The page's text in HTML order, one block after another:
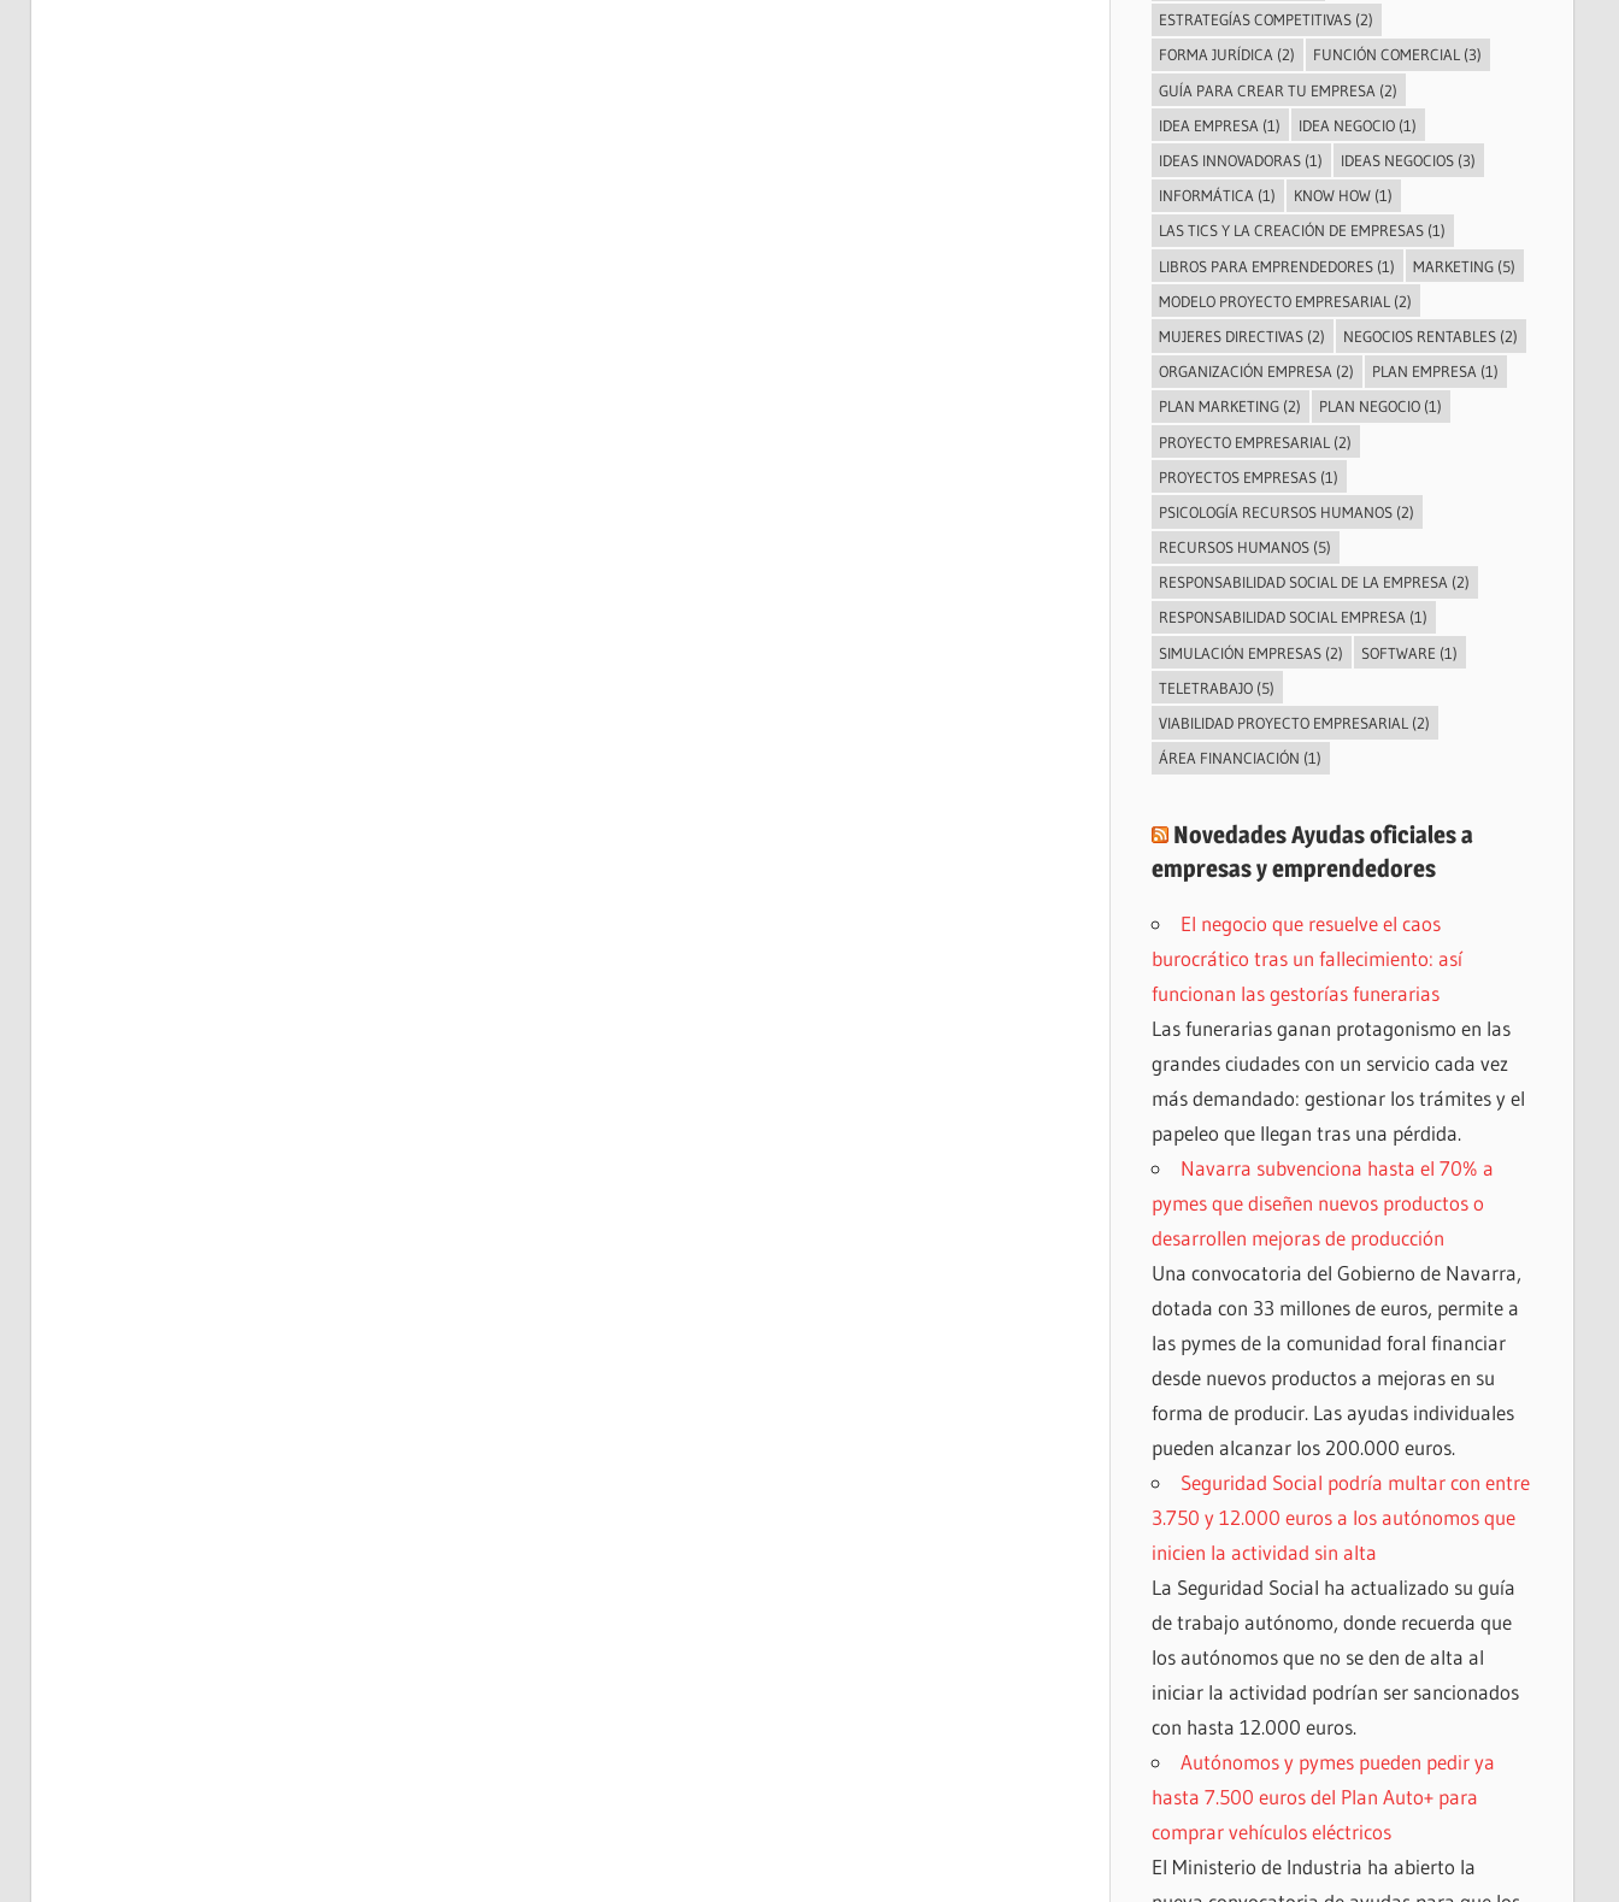
ESTRATEGÍAS COMPETITIVAS (2)
FORMA JURÍDICA (2) FUNCIÓN COMERCIAL (3)
GUÍA PARA CREAR TU EMPRESA (2)
IDEA EMPRESA (1) IDEA NEGOCIO (1)
IDEAS INNOVADORAS (1) IDEAS NEGOCIOS (3)
INFORMÁTICA (1) KNOW HOW (1)
LAS TICS Y LA CREACIÓN DE EMPRESAS (1)
LIBROS PARA EMPRENDEDORES (1) MARKETING (5)
MODELO PROYECTO EMPRESARIAL (2)
MUJERES DIRECTIVAS (2) NEGOCIOS RENTABLES (2)
ORGANIZACIÓN EMPRESA (2) PLAN EMPRESA (1)
PLAN MARKETING (2) PLAN NEGOCIO (1)
PROYECTO EMPRESARIAL (2)
PROYECTOS EMPRESAS (1)
PSICOLOGÍA RECURSOS HUMANOS (2)
RECURSOS HUMANOS (5)
RESPONSABILIDAD SOCIAL DE LA EMPRESA (2)
RESPONSABILIDAD SOCIAL EMPRESA (1)
SIMULACIÓN EMPRESAS (2) SOFTWARE (1)
TELETRABAJO (5)
VIABILIDAD PROYECTO EMPRESARIAL (2)
ÁREA FINANCIACIÓN (1)
Novedades Ayudas oficiales a
empresas y emprendedores
El negocio que resuelve el caos
burocrático tras un fallecimiento: así
funcionan las gestorías funerarias
Las funerarias ganan protagonismo en las
grandes ciudades con un servicio cada vez
más demandado: gestionar los trámites y el
papeleo que llegan tras una pérdida.
Navarra subvenciona hasta el 70% a
pymes que diseñen nuevos productos o
desarrollen mejoras de producción
Una convocatoria del Gobierno de Navarra,
dotada con 33 millones de euros, permite a
las pymes de la comunidad foral financiar
desde nuevos productos a mejoras en su
forma de producir. Las ayudas individuales
pueden alcanzar los 200.000 euros.
Seguridad Social podría multar con entre
3.750 y 12.000 euros a los autónomos que
inicien la actividad sin alta
La Seguridad Social ha actualizado su guía
de trabajo autónomo, donde recuerda que
los autónomos que no se den de alta al
iniciar la actividad podrían ser sancionados
con hasta 12.000 euros.
Autónomos y pymes pueden pedir ya
hasta 7.500 euros del Plan Auto+ para
comprar vehículos eléctricos
El Ministerio de Industria ha abierto la